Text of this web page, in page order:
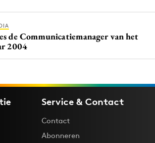
de Communicatiemanager van het
2004
Service & Contact
Contact
Abonneren